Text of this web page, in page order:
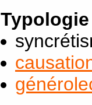
Typologie